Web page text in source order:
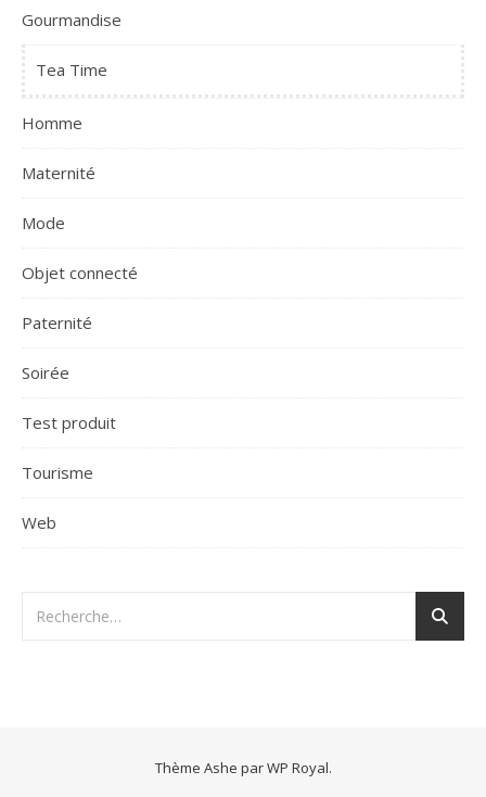
Gourmandise
Tea Time
Homme
Maternité
Mode
Objet connecté
Paternité
Soirée
Test produit
Tourisme
Web
Thème Ashe parWP Royal.